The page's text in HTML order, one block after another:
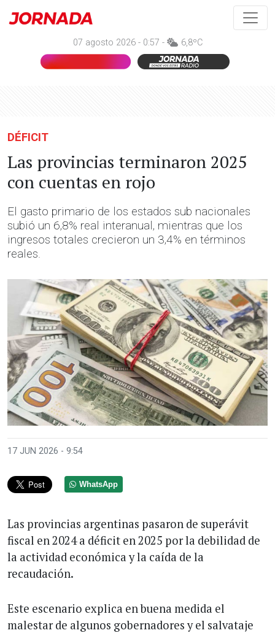
07 agosto 2026 - 0:57 - 6,8ºC
DÉFICIT
Las provincias terminaron 2025
con cuentas en rojo
El gasto primario de los estados sub nacionales
subió un 6,8% real interanual, mientras que los
ingresos totales crecieron un 3,4% en términos
reales.
17 JUN 2026 - 9:54
WhatsApp
Las provincias argentinas pasaron de superávit
fiscal en 2024 a déficit en 2025 por la debilidad de
la actividad económica y la caída de la
recaudación.
Este escenario explica en buena medida el
malestar de algunos gobernadores y el salvataje